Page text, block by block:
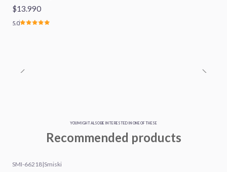
$13.990
5.0
YOU MIGHT ALSO BE INTERESTED IN ONE OF THESE
Recommended products
SMI-66218|Smiski